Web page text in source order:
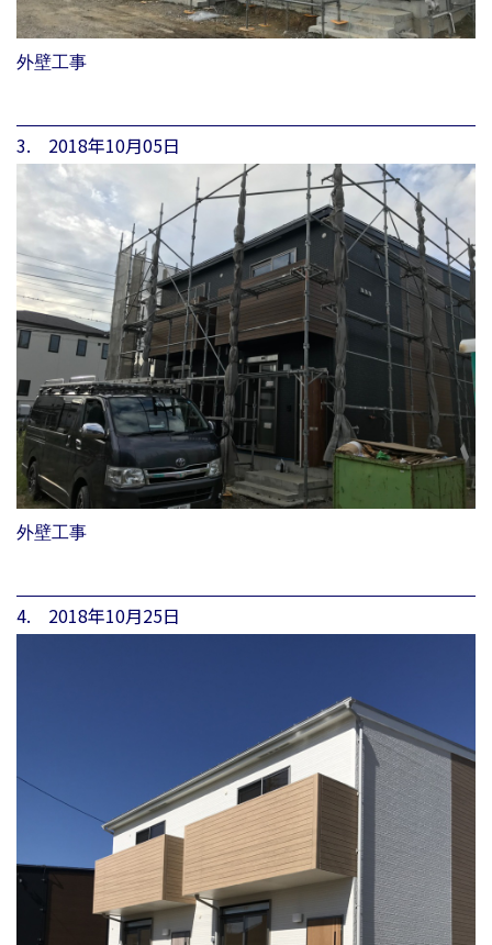
外壁工事
3. 2018年10月05日
外壁工事
4. 2018年10月25日